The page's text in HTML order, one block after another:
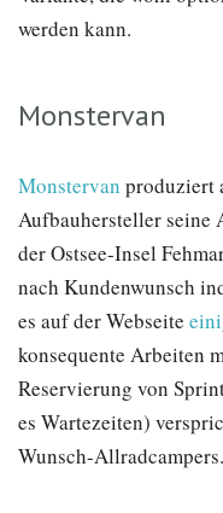
werden kann.
Monstervan
Monstervan produziert
Aufbauhersteller
der Ostsee-Insel
nach Kundenwunsch
es auf der Webseite
konsequente Arbeiten
Reservierung von
es Wartezeiten)
Wunsch-Allradcampers.